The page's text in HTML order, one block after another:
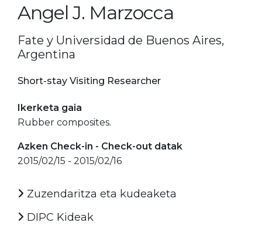
Angel J. Marzocca
Fate y Universidad de Buenos Aires,
Argentina
Short-stay Visiting Researcher
Ikerketa gaia
Rubber composites.
Azken Check-in - Check-out datak
2015/02/15 - 2015/02/16
Zuzendaritza eta kudeaketa
DIPC Kideak